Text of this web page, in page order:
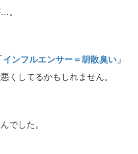
。
ンフルエンサー＝胡散臭い」
くしてるかもしれません。
でした。